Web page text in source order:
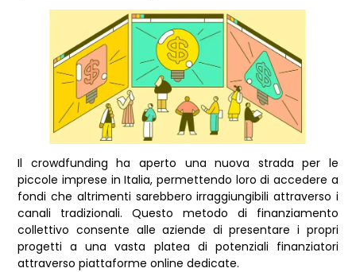
Il crowdfunding ha aperto una nuova strada per le
piccole imprese in Italia, permettendo loro di accedere a
fondi che altrimenti sarebbero irraggiungibili attraverso i
canali tradizionali. Questo metodo di finanziamento
collettivo consente alle aziende di presentare i propri
progetti a una vasta platea di potenziali finanziatori
attraverso piattaforme online dedicate.